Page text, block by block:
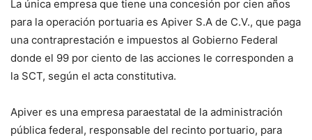
La única empresa que tiene una concesión por cien años
para la operación portuaria es Apiver S.A de C.V., que paga
una contraprestación e impuestos al Gobierno Federal
donde el 99 por ciento de las acciones le corresponden a
la SCT, según el acta constitutiva.
Apiver es una empresa paraestatal de la administración
pública federal, responsable del recinto portuario, para